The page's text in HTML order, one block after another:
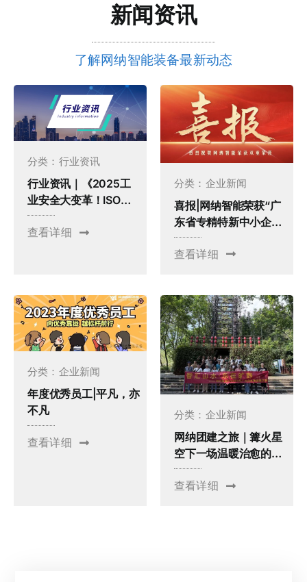
新闻资讯
了解网纳智能装备最新动态
分类： 行业资讯
行业资讯｜《2025工
业安全大变革！ISO标
准更新，“黑科技”传感
器成人机协作救星》
查看详细
分类： 企业新闻
喜报|网纳智能荣获“广
东省专精特新中小企
业，东莞市瞪羚企业”
双重荣誉！
查看详细
分类： 企业新闻
年度优秀员工|平凡，亦
不凡
查看详细
分类： 企业新闻
网纳团建之旅｜篝火星
空下一场温暖治愈的团
队相聚
查看详细